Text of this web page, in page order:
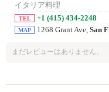
イタリア料理
TEL +1 (415) 434-2248
MAP 1268 Grant Ave, San
まだレビューはありません。